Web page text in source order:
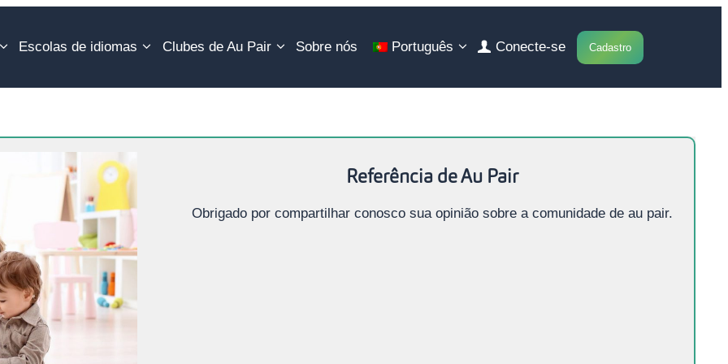
Escolas de idiomas Clubes de Au Pair Sobre nós Português Conecte-se Cadastro
Referência de Au Pair
Obrigado por compartilhar conosco sua opinião sobre a comunidade de au pair.